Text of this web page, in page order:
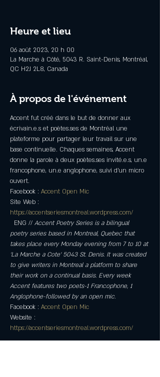
Heure et lieu
06 août 2023, 20 h 00
La Marche à Côté, 5043 R. Saint-Denis, Montréal,
QC H2J 2L8, Canada
À propos de l'événement
Accent fut créé dans le but de donner aux
écrivain.e.s et poètes.ses de Montréal une
plateforme pour partager leur travail sur une
base continuelle. Chaques semaines, Accent
donne la parole à deux poètes.ses invité.e.s, un.e
francophone, un.e anglophone, suivi d’un micro
ouvert.
Facebook : Accent Open Mic
Site Web :
https://accentseriesmontreal.wordpress.com/
ENG // Accent Poetry Series is a bilingual
poetry series based in Montreal, Quebec that
takes place every Monday evening from 7 to 10 at
'La Marche a Cote' 5043 St. Denis. It was created
to give writers in Montreal a platform to share
their work on a continual basis. Every week
Accent features two poets-1 Francophone, 1
Anglophone-followed by an open mic.
Facebook : Accent Open Mic
Website :
https://accentseriesmontreal.wordpress.com/